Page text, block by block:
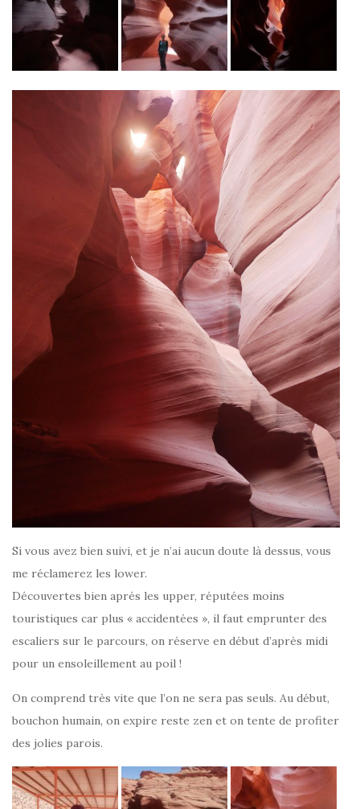
Si vous avez bien suivi, et je n’ai aucun doute là dessus, vous
me réclamerez les lower.
Découvertes bien aprés les upper, réputées moins
touristiques car plus « accidentées », il faut emprunter des
escaliers sur le parcours, on réserve en début d’après midi
pour un ensoleillement au poil !
On comprend très vite que l’on ne sera pas seuls. Au début,
bouchon humain, on expire reste zen et on tente de profiter
des jolies parois.